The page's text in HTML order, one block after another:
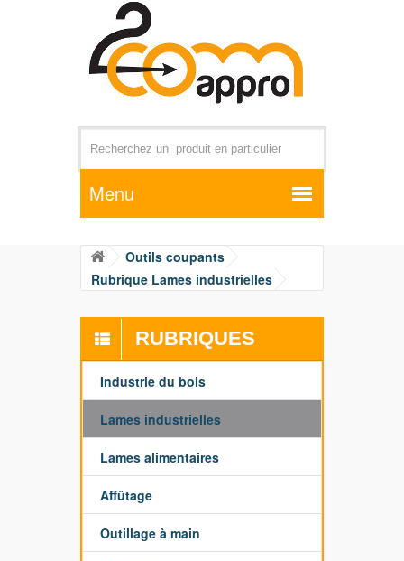
Par exemple +distributeur +CD01
Outils coupants
Rubrique Lames industrielles
RUBRIQUES
Industrie du bois
Lames industrielles
Lames alimentaires
Affûtage
Outillage à main